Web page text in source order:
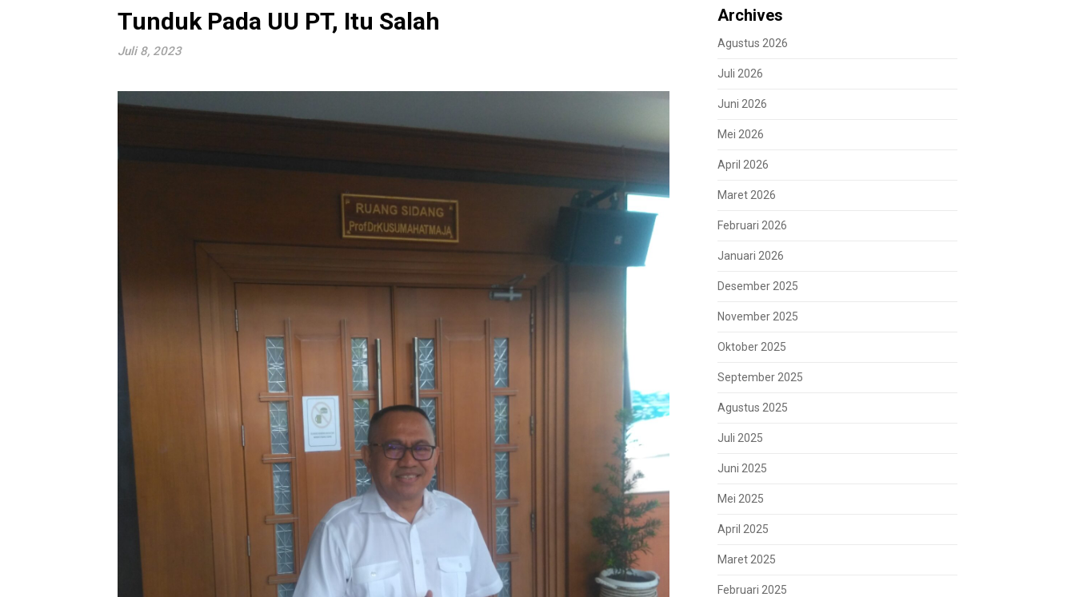
Tunduk Pada UU PT, Itu Salah
Juli 8, 2023
Archives
Agustus 2026
Juli 2026
Juni 2026
Mei 2026
April 2026
Maret 2026
Februari 2026
Januari 2026
Desember 2025
November 2025
Oktober 2025
September 2025
Agustus 2025
Juli 2025
Juni 2025
Mei 2025
April 2025
Maret 2025
Februari 2025